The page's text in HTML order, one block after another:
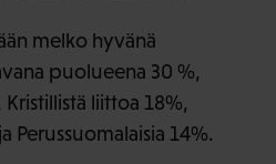
melko hyvänä
puolueena 30 %,
Kristillistä liittoa 18%,
Perussuomalaisia 14%.